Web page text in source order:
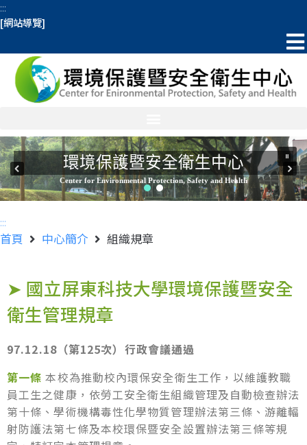
:::
[網站導覽]
環境保護暨安全衛生中心
Center for Environmental Protection, Safety and Health
:::
首頁 中心簡介 組織規章
➤ 國立屏東科技大學環境保護暨安全
衛生管理規章
97.12.18（第125次）行政會議通過
第一條本校為推動校內環保安全衛生工作，以維護教職
員工生之健康，依勞工安全衛生組織管理及自動檢查辦法
第十條、學術機構毒性化學物質管理辦法第三條、游離輻
射防護法第七條及本校環保暨安全設置辦法第三條等規